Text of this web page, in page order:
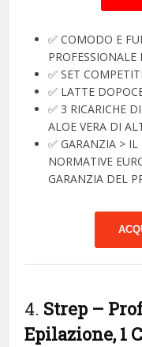
✅ COMODO E
✅ SET
✅ LATTE
✅ 3 RICARICHE
ALOE VERA DI
✅ GARANZIA >
NORMATIVE
GARANZIA DEL
4. Strep –
Epilazione, 1